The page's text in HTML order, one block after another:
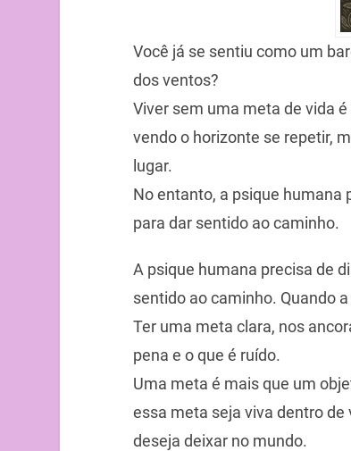
Você já se sentiu como um
dos ventos?
Viver sem uma meta de vida
vendo o horizonte se repetir,
lugar.
No entanto, a psique humana
para dar sentido ao caminho.
A psique humana precisa de
sentido ao caminho. Quando
Ter uma meta clara, nos
pena e o que é ruído.
Uma meta é mais que um
essa meta seja viva dentro
deseja deixar no mundo.